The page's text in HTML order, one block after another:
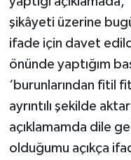
şikâyeti üzerine
ifade için davet
önünde yaptığım
‘burunlarından fitil
ayrıntılı şekilde
açıklamamda dile
olduğumu açıkça